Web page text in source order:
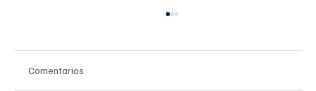
Comentarios